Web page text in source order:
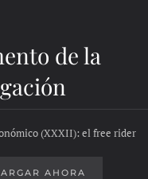
de la
(XXXII): el free rider
AHORA